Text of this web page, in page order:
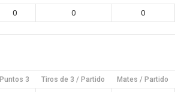
0 0 0
Puntos 3 Tiros de 3 / Partido Mates / Partido